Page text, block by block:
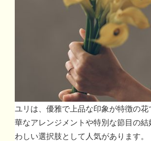
ユリは、優雅で上品な印象が特徴の花
華なアレンジメントや特別な節目の結
わしい選択肢として人気があります。